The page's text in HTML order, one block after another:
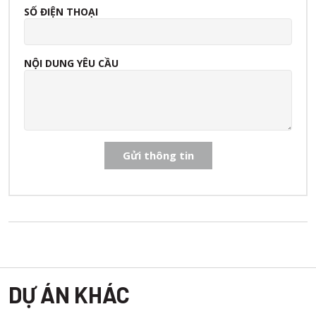
SỐ ĐIỆN THOẠI
NỘI DUNG YÊU CẦU
DỰ ÁN KHÁC